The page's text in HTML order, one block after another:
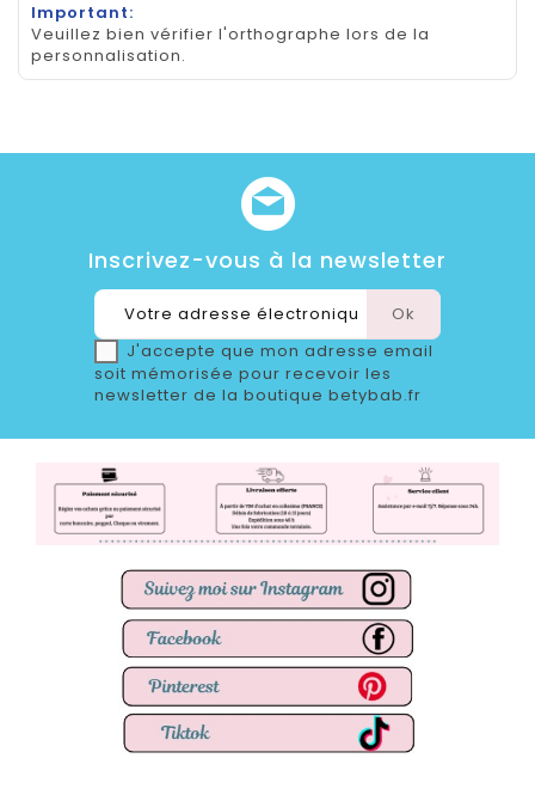
Important:
Veuillez bien vérifier l'orthographe lors de la
personnalisation.
Inscrivez-vous à la newsletter
J'accepte que mon adresse email
soit mémorisée pour recevoir les
newsletter de la boutique betybab.fr